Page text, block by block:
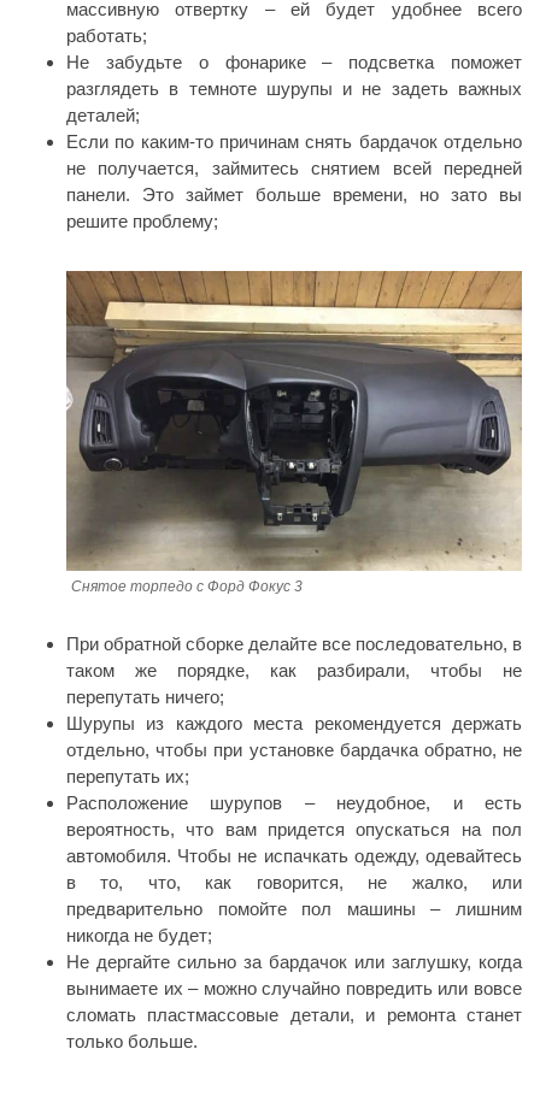
массивную отвертку – ей будет удобнее всего
работать;
Не забудьте о фонарике – подсветка поможет
разглядеть в темноте шурупы и не задеть важных
деталей;
Если по каким-то причинам снять бардачок отдельно
не получается, займитесь снятием всей передней
панели. Это займет больше времени, но зато вы
решите проблему;
Снятое торпедо с Форд Фокус 3
При обратной сборке делайте все последовательно, в
таком же порядке, как разбирали, чтобы не
перепутать ничего;
Шурупы из каждого места рекомендуется держать
отдельно, чтобы при установке бардачка обратно, не
перепутать их;
Расположение шурупов – неудобное, и есть
вероятность, что вам придется опускаться на пол
автомобиля. Чтобы не испачкать одежду, одевайтесь
в то, что, как говорится, не жалко, или
предварительно помойте пол машины – лишним
никогда не будет;
Не дергайте сильно за бардачок или заглушку, когда
вынимаете их – можно случайно повредить или вовсе
сломать пластмассовые детали, и ремонта станет
только больше.